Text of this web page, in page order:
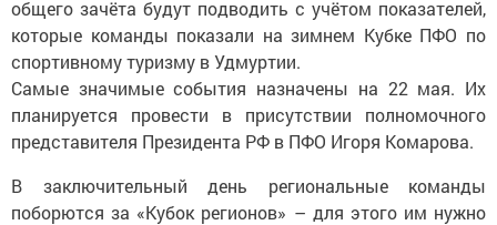
общего зачёта будут подводить с учётом показателей,
которые команды показали на зимнем Кубке ПФО по
спортивному туризму в Удмуртии.
Самые значимые события назначены на 22 мая. Их
планируется провести в присутствии полномочного
представителя Президента РФ в ПФО Игоря Комарова.
В заключительный день региональные команды
поборются за «Кубок регионов» – для этого им нужно